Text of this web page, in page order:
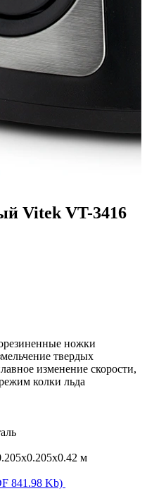
Vitek VT-3416
ножки
твердых
изменение скорости,
колки льда
м
841.98 Kb)